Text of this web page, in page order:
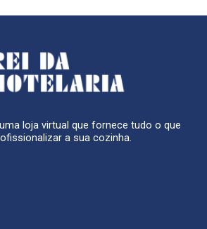
loja virtual que fornece tudo o que
a sua cozinha.